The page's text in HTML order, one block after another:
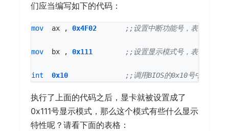
们应当编写如下的代码：
mov ax , 0x4F02
mov bx , 0x111
int 0x10
执行了上面的代码之后，显卡就被设置成了
0x111号显示模式，那么这个模式有些什么显示
特性呢？请看下面的表格：